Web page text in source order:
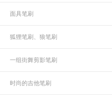
面具笔刷
狐狸笔刷、狼笔刷
一组街舞剪影笔刷
时尚的吉他笔刷